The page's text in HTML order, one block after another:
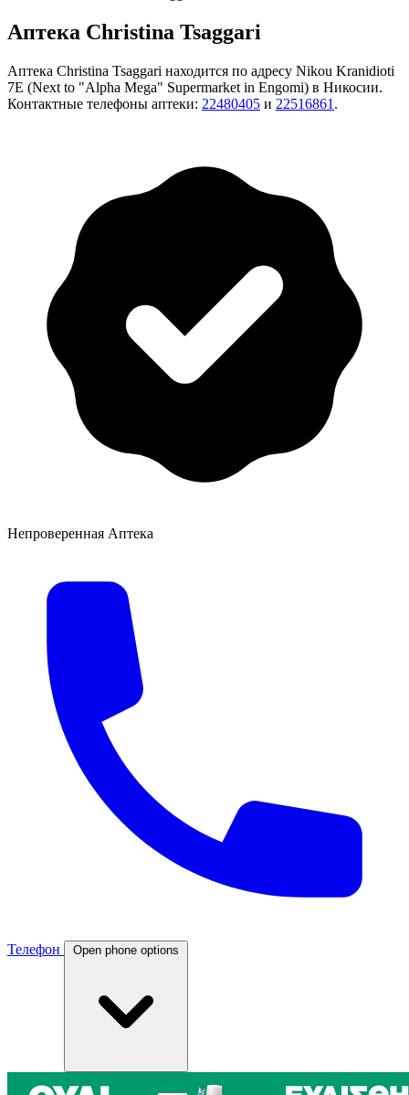
Аптека Christina Tsaggari
Аптека Christina Tsaggari находится по адресу Nikou Kranidioti
7E (Next to "Alpha Mega" Supermarket in Engomi) в Никосии.
Контактные телефоны аптеки: 22480405 и 22516861 .
Непроверенная Аптека
Телефон Open phone options